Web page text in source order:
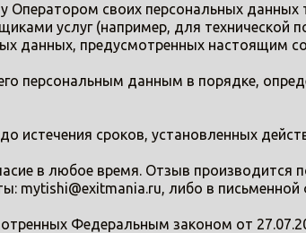
Оператором своих персональных
услуг (например, для технической
данных, предусмотренных настоящим
персональным данным в порядке,
истечения сроков, установленных
в любое время. Отзыв производится
mytishi@exitmania.ru, либо в
Федеральным законом от